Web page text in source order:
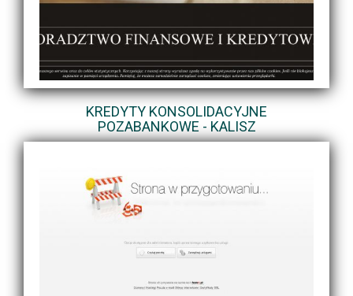
KREDYTY KONSOLIDACYJNE
POZABANKOWE - KALISZ